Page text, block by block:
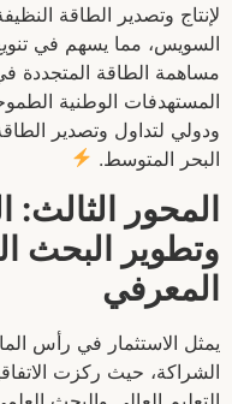
لإنتاج وتصدير الطاقة
السويس، مما يسهم في
مساهمة الطاقة المتجددة
المستهدفات الوطنية
ودولي لتداول وتصدير
البحر المتوسط.
المحور الثالث:
وتطوير البحث
المعرفي
يمثل الاستثمار في رأس
الشراكة، حيث ركزت